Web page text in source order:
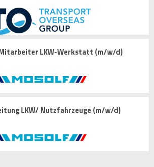
LKW-Werkstatt (m/w/d)
LKW/ Nutzfahrzeuge (m/w/d)